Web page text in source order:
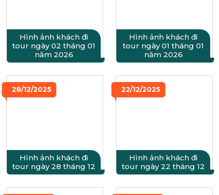
Hình ảnh khách đi
tour ngày 02 tháng 01
năm 2026
Hình ảnh khách đi
tour ngày 01 tháng 01
năm 2026
28/12/2025
Hình ảnh khách đi
tour ngày 28 tháng 12
22/12/2025
Hình ảnh khách đi
tour ngày 22 tháng 12